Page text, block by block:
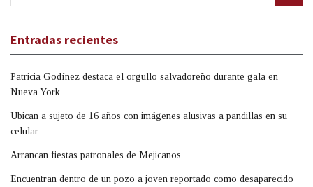
Entradas recientes
Patricia Godínez destaca el orgullo salvadoreño durante gala en
Nueva York
Ubican a sujeto de 16 años con imágenes alusivas a pandillas en su
celular
Arrancan fiestas patronales de Mejicanos
Encuentran dentro de un pozo a joven reportado como desaparecido